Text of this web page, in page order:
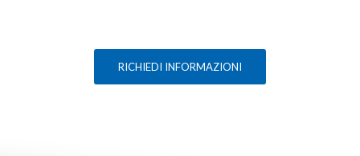
RICHIEDI INFORMAZIONI